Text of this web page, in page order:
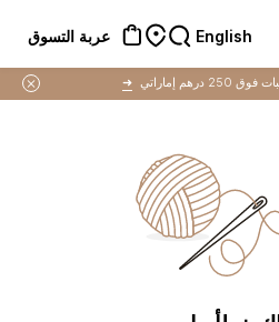
English عربة التسوق
250 درهم إماراتي ➜